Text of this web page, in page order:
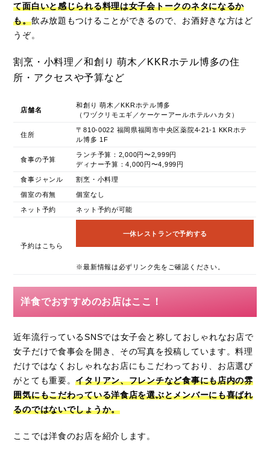
て面白いと感じられる料理は女子会トークのネタになるか
も。飲み放題もつけることができるので、お酒好きな方はど
うぞ。
割烹・小料理／和創り 萌木／KKRホテル博多の住
所・アクセスや予算など
店舗名
和創り 萌木／KKRホテル博多
（ワヅクリモエギ／ケーケーアールホテルハカタ）
住所
〒810-0022 福岡県福岡市中央区薬院4-21-1 KKRホテ
ル博多 1F
食事の予算
ランチ予算：2,000円〜2,999円
ディナー予算：4,000円〜4,999円
食事ジャンル 割烹・小料理
個室の有無 個室なし
ネット予約 ネット予約が可能
予約はこちら
一休レストランで予約する
※最新情報は必ずリンク先をご確認ください。
洋食でおすすめのお店はここ！
近年流行っているSNSでは女子会と称しておしゃれなお店で
女子だけで食事会を開き、その写真を投稿しています。料理
だけではなくおしゃれなお店にもこだわっており、お店選び
がとても重要。イタリアン、フレンチなど食事にも店内の雰
囲気にもこだわっている洋食店を選ぶとメンバーにも喜ばれ
るのではないでしょうか。
ここでは洋食のお店を紹介します。